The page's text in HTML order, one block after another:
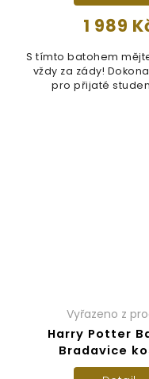
1 989
S tímto batohem
vždy za zády!
pro přijaté
Harry Potter
Bradavice
Vyřazeno z